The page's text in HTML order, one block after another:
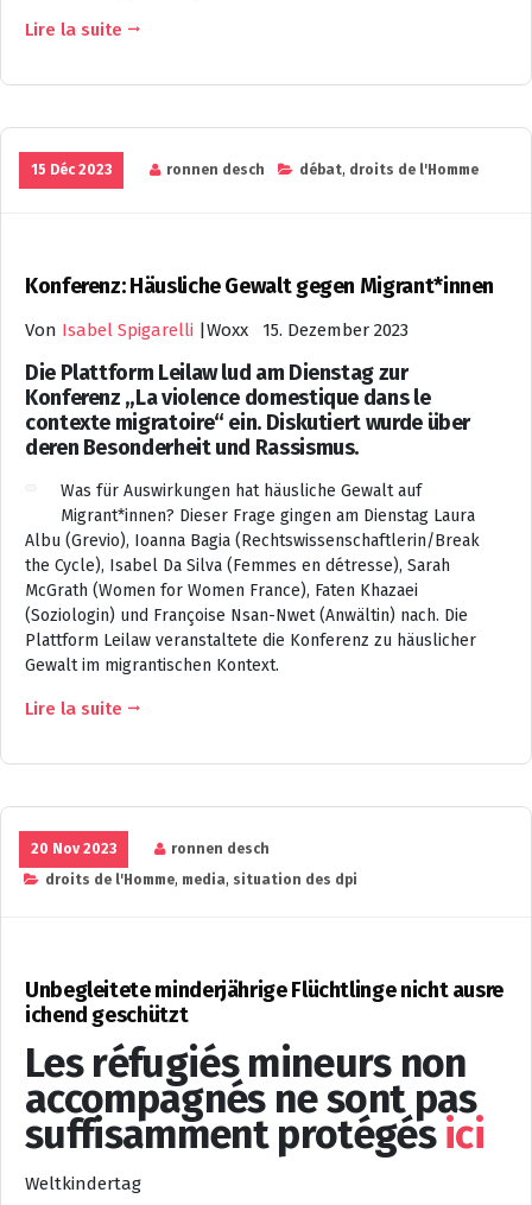
Lire la suite
15 Déc 2023 ronnen desch débat, droits de l'Homme
Konferenz: Häusliche Gewalt gegen Migrant*innen
Von Isabel Spigarelli |Woxx 15. Dezember 2023
Die Plattform Leilaw lud am Dienstag zur
Konferenz „La violence domestique dans le
contexte migratoire“ ein. Diskutiert wurde über
deren Besonderheit und Rassismus.
Was für Auswirkungen hat häusliche Gewalt auf
Migrant*innen? Dieser Frage gingen am Dienstag Laura
Albu (Grevio), Ioanna Bagia (Rechtswissenschaftlerin/Break
the Cycle), Isabel Da Silva (Femmes en détresse), Sarah
McGrath (Women for Women France), Faten Khazaei
(Soziologin) und Françoise Nsan-Nwet (Anwältin) nach. Die
Plattform Leilaw veranstaltete die Konferenz zu häuslicher
Gewalt im migrantischen Kontext.
Lire la suite
20 Nov 2023
ronnen desch
droits de l'Homme, media, situation des dpi
Unbegleitete minderjährige Flüchtlinge nicht ausre
ichend geschützt
Les réfugiés mineurs non
accompagnés ne sont pas
suffisamment protégésici
Weltkindertag